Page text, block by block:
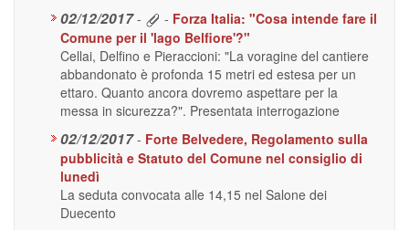
02/12/2017 - - Forza Italia: "Cosa intende fare il
Comune per il 'lago Belfiore'?"
Cellai, Delfino e Pieraccioni: "La voragine del cantiere
abbandonato è profonda 15 metri ed estesa per un
ettaro. Quanto ancora dovremo aspettare per la
messa in sicurezza?". Presentata interrogazione
02/12/2017 - Forte Belvedere, Regolamento sulla
pubblicità e Statuto del Comune nel consiglio di
lunedì
La seduta convocata alle 14,15 nel Salone dei
Duecento